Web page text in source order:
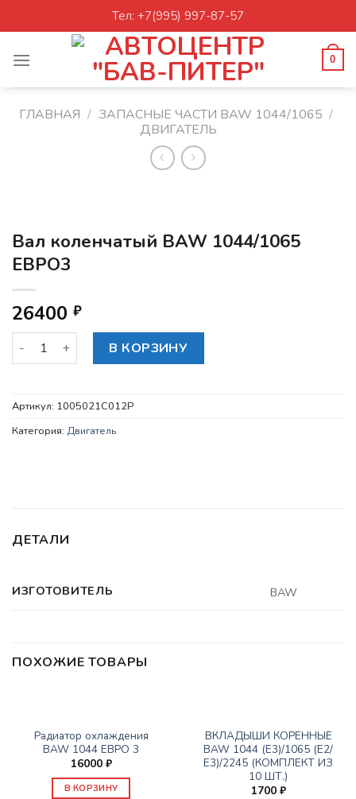
to
Тел: +7(995) 997-87-57
0
ГЛАВНАЯ / ЗАПАСНЫЕ ЧАСТИ BAW 1044/1065 /
ДВИГАТЕЛЬ
Вал коленчатый BAW 1044/1065
ЕВРО3
26400 ₽
Количество товара Вал коленчатый BAW 1044/1065
В КОРЗИНУ
Артикул: 1005021C012P
Категория: Двигатель
ДЕТАЛИ
ИЗГОТОВИТЕЛЬ BAW
ПОХОЖИЕ ТОВАРЫ
Радиатор охлаждения
BAW 1044 ЕВРО 3
16000 ₽
В КОРЗИНУ
ВКЛАДЫШИ КОРЕННЫЕ
BAW 1044 (Е3)/1065 (Е2/
Е3)/2245 (КОМПЛЕКТ ИЗ
10 ШТ.)
1700 ₽